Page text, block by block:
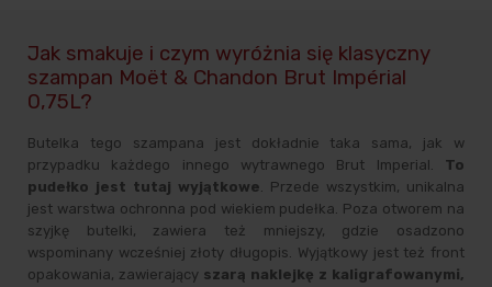
Jak smakuje i czym wyróżnia się klasyczny
szampan Moët & Chandon Brut Impérial
0,75L?
Butelka tego szampana jest dokładnie taka sama, jak w
przypadku każdego innego wytrawnego Brut Imperial. To
pudełko jest tutaj wyjątkowe. Przede wszystkim, unikalna
jest warstwa ochronna pod wiekiem pudełka. Poza otworem na
szyjkę butelki, zawiera też mniejszy, gdzie osadzono
wspominany wcześniej złoty długopis. Wyjątkowy jest też front
opakowania, zawierający szarą naklejkę z kaligrafowanymi,